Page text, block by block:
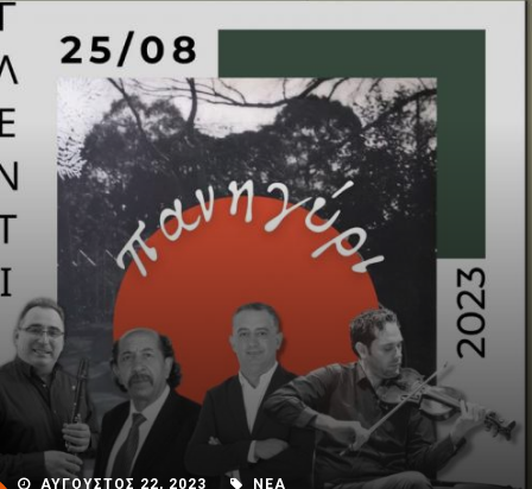
ΑΥΓΟΥΣΤΟΣ 22, 2023 ΝΕΑ